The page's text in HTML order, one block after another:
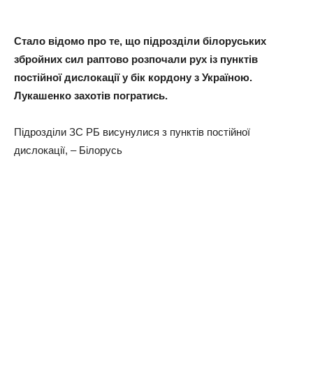
Стало відомо про те, що підрозділи білоруських
збройних сил раптово розпочали рух із пунктів
постійної дислокації у бік кордону з Україною.
Лукашенко захотів погратись.
Підрозділи ЗС РБ висунулися з пунктів постійної
дислокації, – Білорусь